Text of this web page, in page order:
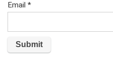
Email *